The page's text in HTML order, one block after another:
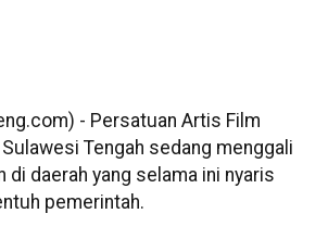
- Persatuan Artis Film
Tengah sedang menggali
daerah yang selama ini nyaris
pemerintah.